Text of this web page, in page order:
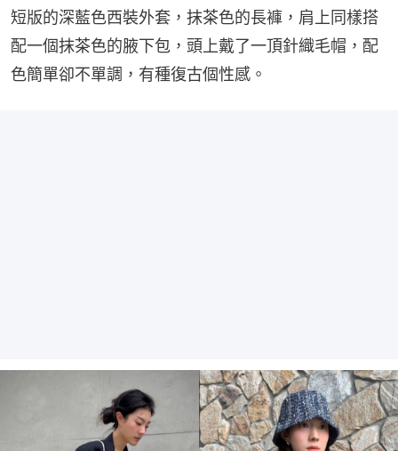
短版的深藍色西裝外套，抹茶色的長褲，肩上同樣搭
配一個抹茶色的腋下包，頭上戴了一頂針織毛帽，配
色簡單卻不單調，有種復古個性感。